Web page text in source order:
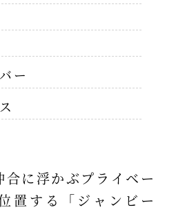
ー
合に浮かぶプライベー
置する「ジャンビー